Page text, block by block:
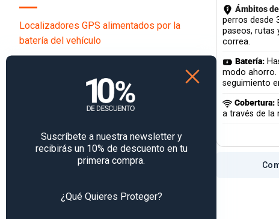
Localizadores GPS alimentados por la
batería del vehículo
alimentados por batería recargable
Localizadores GPS Plug and Play
4G Cobertura europea
Ámbitos
perros desde
paseos, rutas
correa.
Batería:
modo ahorro.
seguimiento
Cobertura:
a través de la
Suscríbete a nuestra newsletter y
recibirás un 10% de descuento en tu
primera compra.
¿Qué Quieres Proteger?